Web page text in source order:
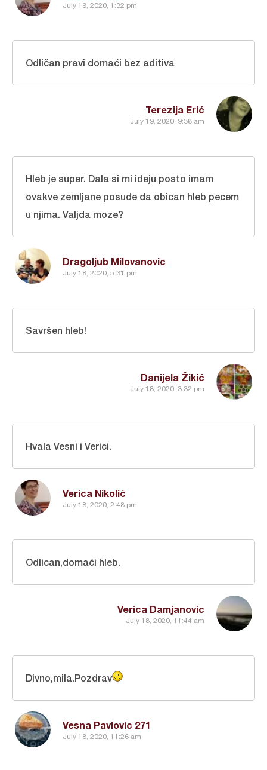
July 19, 2020, 1:32 pm
Terezija Erić
July 19, 2020, 9:38 am
Odličan pravi domaći bez aditiva
Dragoljub Milovanovic
July 18, 2020, 5:31 pm
Hleb je super. Dala si mi ideju posto imam
ovakve zemljane posude da obican hleb pecem
u njima. Valjda moze?
Danijela Žikić
July 18, 2020, 3:32 pm
Savršen hleb!
Verica Nikolić
July 18, 2020, 2:48 pm
Hvala Vesni i Verici.
Verica Damjanovic
July 18, 2020, 11:44 am
Odlican,domaći hleb.
Vesna Pavlovic 271
July 18, 2020, 11:26 am
Divno,mila.Pozdrav